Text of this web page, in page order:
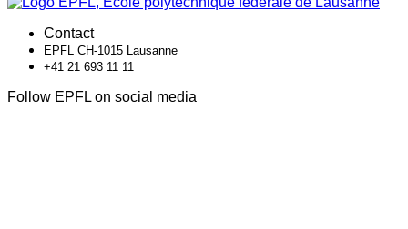
Contact
EPFL CH-1015 Lausanne
+41 21 693 11 11
Follow EPFL on social media